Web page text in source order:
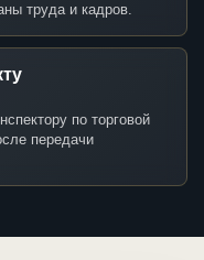
труда и кадров.
по торговой
передачи